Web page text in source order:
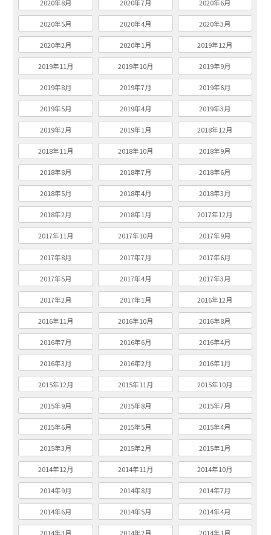
2020年8月 2020年7月 2020年6月
2020年5月 2020年4月 2020年3月
2020年2月 2020年1月 2019年12月
2019年11月 2019年10月 2019年9月
2019年8月 2019年7月 2019年6月
2019年5月 2019年4月 2019年3月
2019年2月 2019年1月 2018年12月
2018年11月 2018年10月 2018年9月
2018年8月 2018年7月 2018年6月
2018年5月 2018年4月 2018年3月
2018年2月 2018年1月 2017年12月
2017年11月 2017年10月 2017年9月
2017年8月 2017年7月 2017年6月
2017年5月 2017年4月 2017年3月
2017年2月 2017年1月 2016年12月
2016年11月 2016年10月 2016年8月
2016年7月 2016年6月 2016年4月
2016年3月 2016年2月 2016年1月
2015年12月 2015年11月 2015年10月
2015年9月 2015年8月 2015年7月
2015年6月 2015年5月 2015年4月
2015年3月 2015年2月 2015年1月
2014年12月 2014年11月 2014年10月
2014年9月 2014年8月 2014年7月
2014年6月 2014年5月 2014年4月
2014年3月 2014年2月 2014年1月